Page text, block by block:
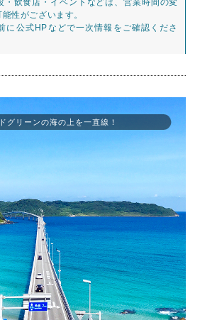
・飲食店・イベントなどは、営業時間の変
性がございます。
に公式HPなどで一次情報をご確認くださ
グリーンの海の上を一直線！